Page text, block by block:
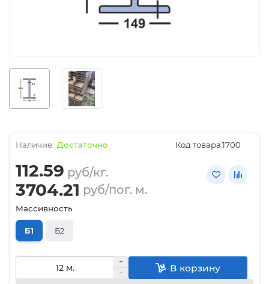
Достаточно Код товара:1700
112.59 руб/кг.
3704.21 руб/пог. м.
Массивность
Б1 Б2
В корзину